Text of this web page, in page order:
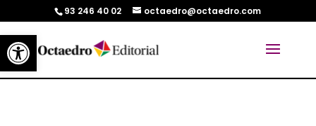
Abrir barra de herramientas
93 246 40 02 octaedro@octaedro.com